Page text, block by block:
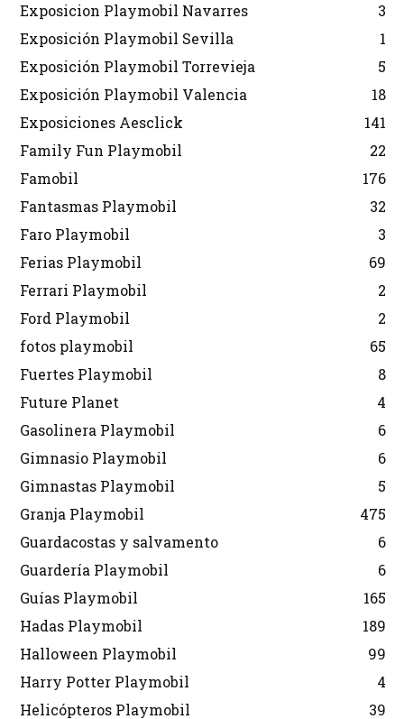
Exposicion Playmobil Navarres
3
Exposición Playmobil Sevilla
1
Exposición Playmobil Torrevieja
5
Exposición Playmobil Valencia
18
Exposiciones Aesclick
141
Family Fun Playmobil
22
Famobil
176
Fantasmas Playmobil
32
Faro Playmobil
3
Ferias Playmobil
69
Ferrari Playmobil
2
Ford Playmobil
2
fotos playmobil
65
Fuertes Playmobil
8
Future Planet
4
Gasolinera Playmobil
6
Gimnasio Playmobil
6
Gimnastas Playmobil
5
Granja Playmobil
475
Guardacostas y salvamento
6
Guardería Playmobil
6
Guías Playmobil
165
Hadas Playmobil
189
Halloween Playmobil
99
Harry Potter Playmobil
4
Helicópteros Playmobil
39